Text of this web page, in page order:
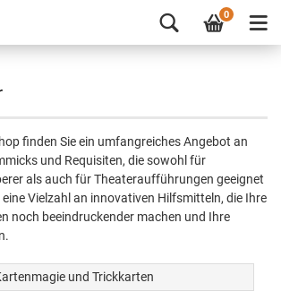
0
finden Sie ein umfangreiches Angebot an
und Requisiten, die sowohl für
als auch für Theateraufführungen geeignet
eine Vielzahl an innovativen Hilfsmitteln, die Ihre
noch beeindruckender machen und Ihre
und Trickkarten